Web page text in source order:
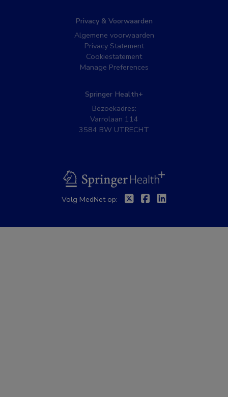
Privacy & Voorwaarden
Algemene voorwaarden
Privacy Statement
Cookiestatement
Manage Preferences
Springer Health+
Bezoekadres:
Varrolaan 114
3584 BW UTRECHT
BSL
Volg MedNet op: TwitterFacebook
Linkedin